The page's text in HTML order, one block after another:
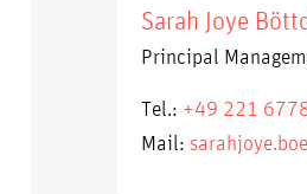
Sarah Joye
Principal
Tel.: +49 221
Mail: